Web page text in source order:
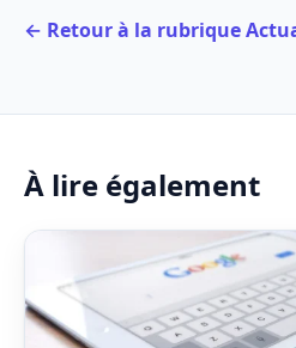
← Retour à la rubrique
À lire également